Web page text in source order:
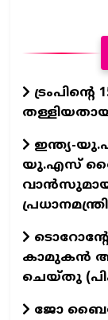
ഇന്ത്യ-
യു.എസ്
കാമുകൻ
ചെയ്തു
ജോ